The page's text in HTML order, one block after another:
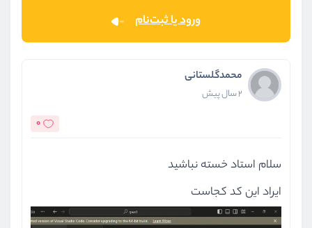
ورود یا ثبت‌نام
محمدگلستانی
2 سال پیش
0
سلام استاد خسته نباشید
ایراد این کد کجاست